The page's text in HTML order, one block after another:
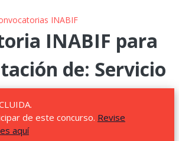
INABIF
INABIF para
de: Servicio
de este concurso. Revise
aquí